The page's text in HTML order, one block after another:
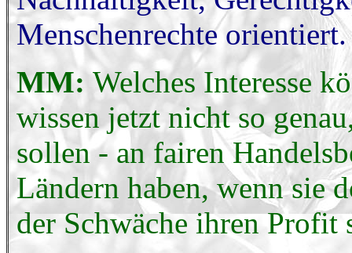
Menschenrechte orientiert.
MM:Welches Interesse
wissen jetzt nicht so
sollen - an fairen
Ländern haben, wenn sie
der Schwäche ihren Profit